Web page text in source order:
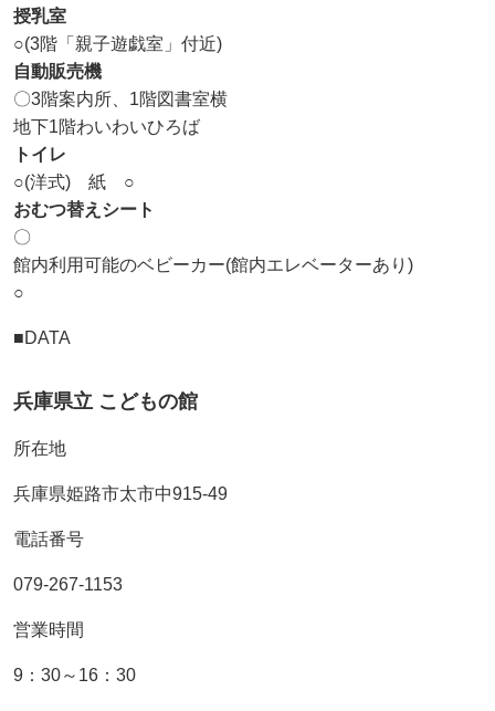
授乳室
○(3階「親子遊戯室」付近)
自動販売機
〇3階案内所、1階図書室横
地下1階わいわいひろば
トイレ
○(洋式) 紙 ○
おむつ替えシート
〇
館内利用可能のベビーカー(館内エレベーターあり)
○
■DATA
兵庫県立 こどもの館
所在地
兵庫県姫路市太市中915-49
電話番号
079-267-1153
営業時間
9：30～16：30